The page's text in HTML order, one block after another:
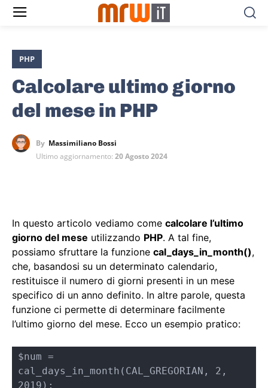
PHP
Calcolare ultimo giorno
del mese in PHP
By Massimiliano Bossi
Ultimo aggiornamento: 20 Agosto 2024
In questo articolo vediamo come calcolare l’ultimo
giorno del mese utilizzando PHP. A tal fine,
possiamo sfruttare la funzione cal_days_in_month(),
che, basandosi su un determinato calendario,
restituisce il numero di giorni presenti in un mese
specifico di un anno definito. In altre parole, questa
funzione ci permette di determinare facilmente
l’ultimo giorno del mese. Ecco un esempio pratico:
$num =
cal_days_in_month(CAL_GREGORIAN, 2,
2019);